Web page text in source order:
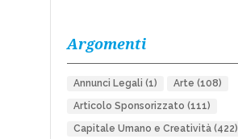
Argomenti
Annunci Legali (1) Arte (108)
Articolo Sponsorizzato (111)
Capitale Umano e Creatività(422)